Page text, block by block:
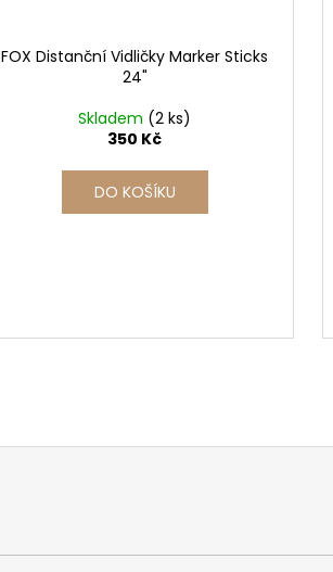
FOX Distanční Vidličky Marker Sticks
24"
Skladem (2 ks)
350 Kč
DO KOŠÍKU